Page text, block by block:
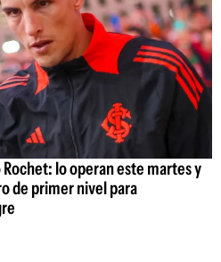
lo operan este martes y
de primer nivel para